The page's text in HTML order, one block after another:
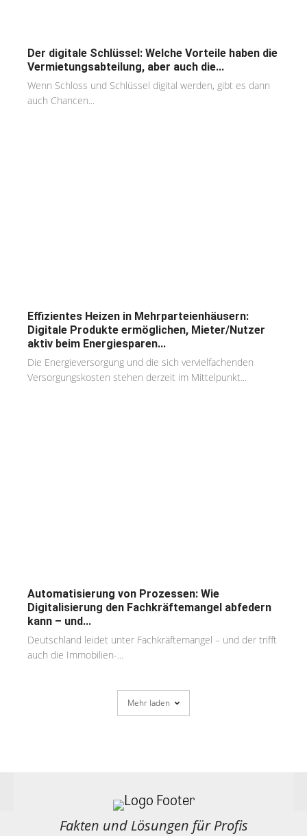
Der digitale Schlüssel: Welche Vorteile haben die
Vermietungsabteilung, aber auch die...
Wenn Schloss und Schlüssel digital werden, gibt es dann
auch Chancen...
Effizientes Heizen in Mehrparteienhäusern:
Digitale Produkte ermöglichen, Mieter/Nutzer
aktiv beim Energiesparen...
Die Energieversorgung und die sich vervielfachenden
Versorgungskosten stehen derzeit im Mittelpunkt...
Automatisierung von Prozessen: Wie
Digitalisierung den Fachkräftemangel abfedern
kann – und...
Deutschland leidet unter Fachkräftemangel – und der trifft
auch die Immobilien-...
Mehr laden
Fakten und Lösungen für Profis